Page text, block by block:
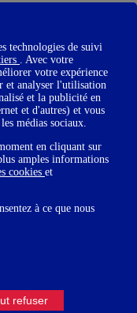
technologies de suivi
. Avec votre
votre expérience
et analyser l'utilisation
et la publicité en
et d'autres) et vous
médias sociaux.
en cliquant sur
amples informations
cookies et
à ce que nous
refuser